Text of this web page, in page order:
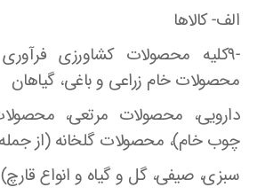
الف- کالاها
-۹کلیه محصولات کشاورزی
محصولات خام زراعی و باغی، گیاهان
دارویی، محصولات مرتعی،
چوب خام)، محصولات گلخانه (از جمله
سبزی، صیفی، گل و گیاه و انواع قارچ)